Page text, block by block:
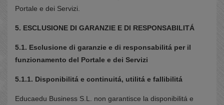
Portale e dei Servizi.
5. ESCLUSIONE DI GARANZIE E DI RESPONSABILITÁ
5.1. Esclusione di garanzie e di responsabilitá per il
funzionamento del Portale e dei Servizi
5.1.1. Disponibilitá e continuitá, utilitá e fallibilitá
Educaedu Business S.L. non garantisce la disponibilitá e